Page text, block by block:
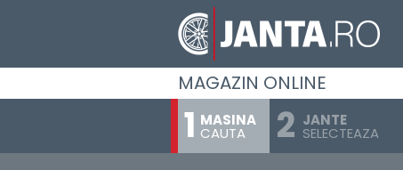
MAGAZIN ONLINE
MASINA
CAUTA
JANTE
SELECTEAZA
MITSUBISHI
NIO
NISSAN
OMODA